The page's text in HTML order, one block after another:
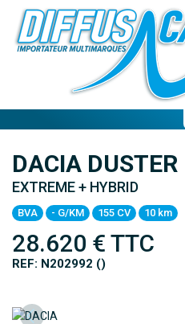
DACIA DUSTER
EXTREME + HYBRID
BVA - G/KM 155 CV 10 km
28.620 € TTC
REF: N202992 ()